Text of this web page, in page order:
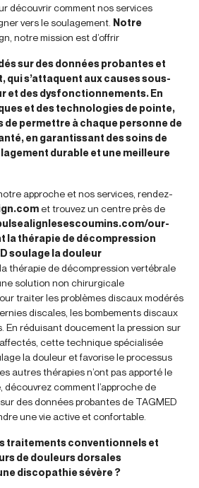
découvrir comment nos services
vers le soulagement. Notre
notre mission est d’offrir
sur des données probantes et
qui s’attaquent aux causes sous-
et des dysfonctionnements. En
et des technologies de pointe,
permettre à chaque personne de
en garantissant des soins de
durable et une meilleure
approche et nos services, rendez-
et trouvez un centre près de
our-
la thérapie de décompression
soulage la douleur
thérapie de décompression vertébrale
solution non chirurgicale
traiter les problèmes discaux modérés
discales, les bombements discaux
En réduisant doucement la pression sur
cette technique spécialisée
la douleur et favorise le processus
autres thérapies n’ont pas apporté le
comment l’approche de
des données probantes de TAGMED
une vie active et confortable.
traitements conventionnels et
de douleurs dorsales
discopathie sévère ?